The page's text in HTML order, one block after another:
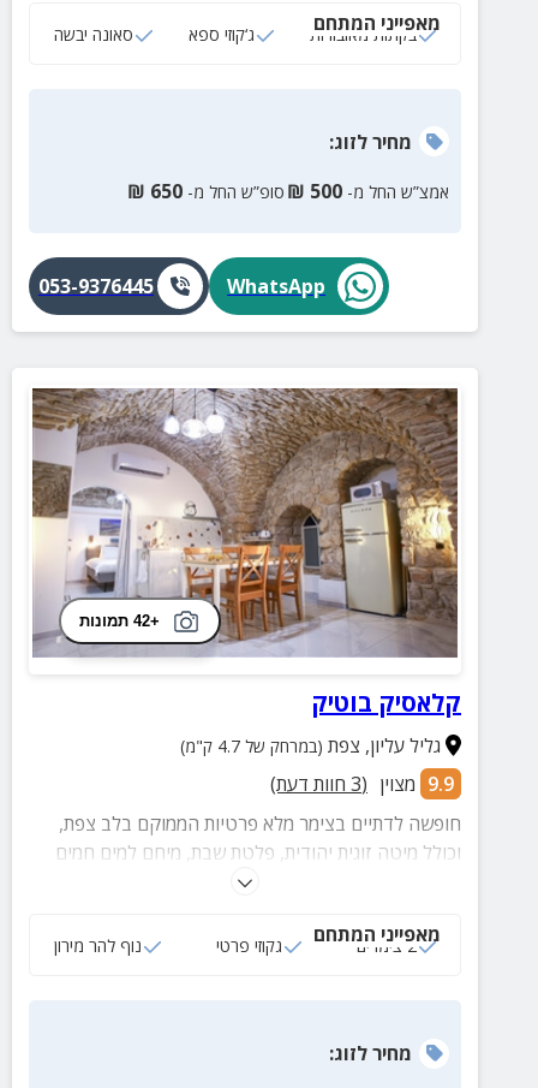
מאפייני המתחם
בקתות מאובזרות ג‘קוזי ספא סאונה יבשה
מחירלזוג:
אמצ”ש החל מ- 500
₪ סופ”ש החל מ- 650
₪
WhatsApp
053-9376445
+42 תמונות
קלאסיק בוטיק
גליל עליון, צפת (במרחק של 4.7 ק"מ)
9.9 מצוין (
3 חוות דעת)
חופשה לדתיים בצימר מלא פרטיות הממוקם בלב צפת,
וכולל מיטה זוגית יהודית, פלטת שבת, מיחם למים חמים
מאפייני המתחם
2 צימרים גקוזי פרטי נוף להר מירון
מחירלזוג: